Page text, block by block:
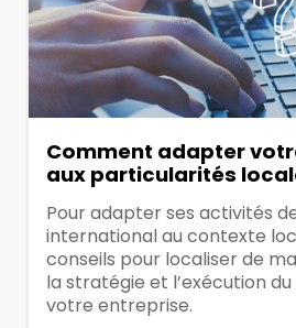
Comment adapter
aux particularités
Pour adapter ses activités
international au contexte
conseils pour localiser de
la stratégie et l’exécution
votre entreprise.